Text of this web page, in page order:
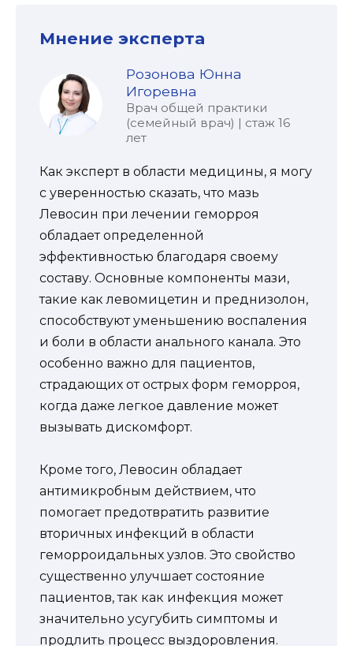
Мнение эксперта
Розонова Юнна
Игоревна
Врач общей практики
(семейный врач) | стаж 16
лет
Как эксперт в области медицины, я могу
с уверенностью сказать, что мазь
Левосин при лечении геморроя
обладает определенной
эффективностью благодаря своему
составу. Основные компоненты мази,
такие как левомицетин и преднизолон,
способствуют уменьшению воспаления
и боли в области анального канала. Это
особенно важно для пациентов,
страдающих от острых форм геморроя,
когда даже легкое давление может
вызывать дискомфорт.
Кроме того, Левосин обладает
антимикробным действием, что
помогает предотвратить развитие
вторичных инфекций в области
геморроидальных узлов. Это свойство
существенно улучшает состояние
пациентов, так как инфекция может
значительно усугубить симптомы и
продлить процесс выздоровления.